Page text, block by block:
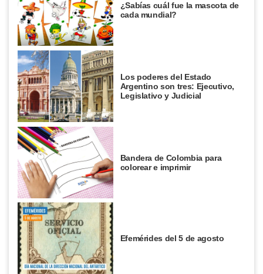
¿Sabías cuál fue la mascota de
cada mundial?
Los poderes del Estado
Argentino son tres: Ejecutivo,
Legislativo y Judicial
Bandera de Colombia para
colorear e imprimir
Efemérides del 5 de agosto